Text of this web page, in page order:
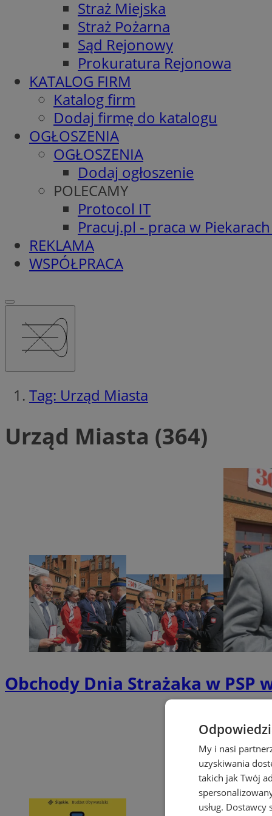
Straż Miejska
Straż Pożarna
Sąd Rejonowy
Prokuratura Rejonowa
KATALOG FIRM
Katalog firm
Dodaj firmę do katalogu
OGŁOSZENIA
OGŁOSZENIA
Dodaj ogłoszenie
POLECAMY
Protocol IT
Pracuj.pl - praca w
REKLAMA
WSPÓŁPRACA
Tag: Urząd Miasta
Urząd Miasta (364)
Obchody Dnia Strażaka w PSP
My i nasi
uzyskiwania
takich jak Twój
usług. Dostawcy